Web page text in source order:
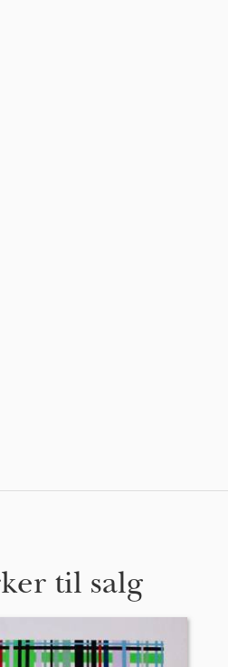
til salg